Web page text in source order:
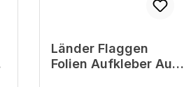
Länder Flaggen
Folien Aufkleber Auto